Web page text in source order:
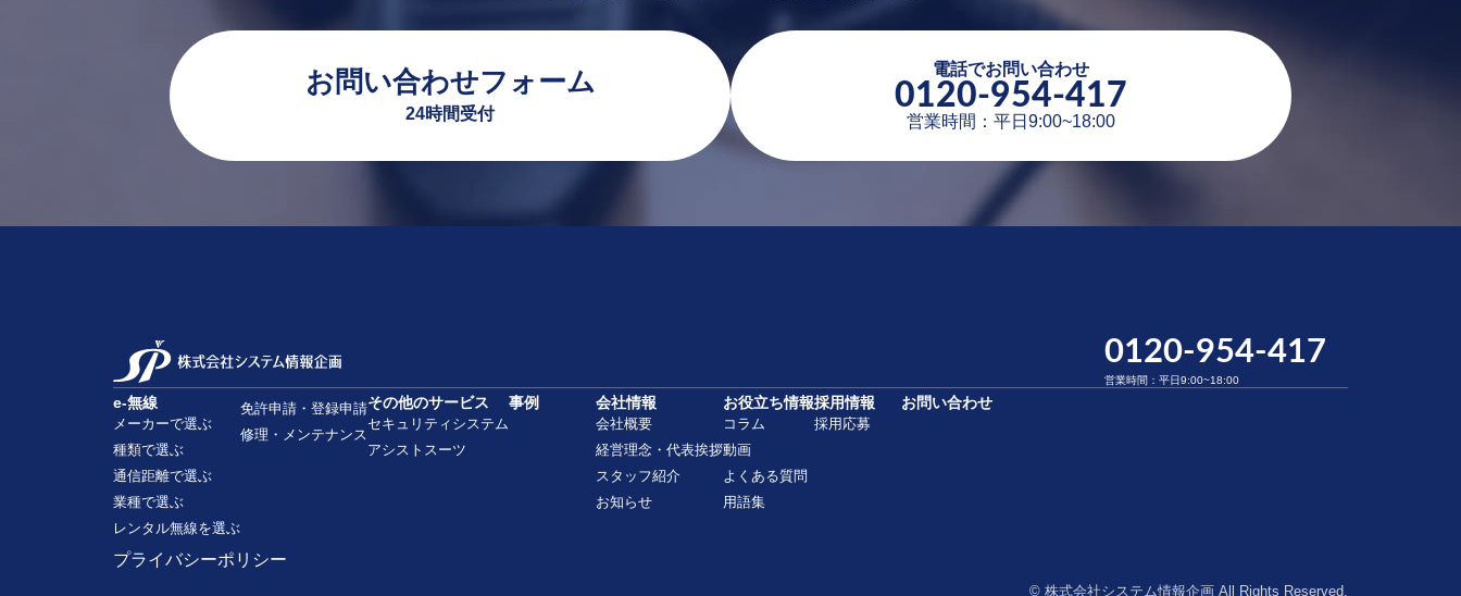
お問い合わせフォーム
24時間受付
電話でお問い合わせ
0120-954-417
営業時間：平日9:00~18:00
0120-954-417
営業時間：平日9:00~18:00
e-無線
メーカーで選ぶ
種類で選ぶ
通信距離で選ぶ
業種で選ぶ
レンタル無線を選ぶ
免許申請・登録申請
修理・メンテナンス
その他のサービス
セキュリティシステム
アシストスーツ
事例 会社情報
会社概要
経営理念・代表挨拶
スタッフ紹介
お知らせ
お役立ち情報
コラム
動画
よくある質問
用語集
採用情報
採用応募
お問い合わせ
プライバシーポリシー
© 株式会社システム情報企画 All Rights Reserved.